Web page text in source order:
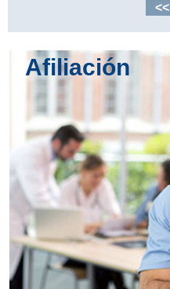
<<
Afiliación